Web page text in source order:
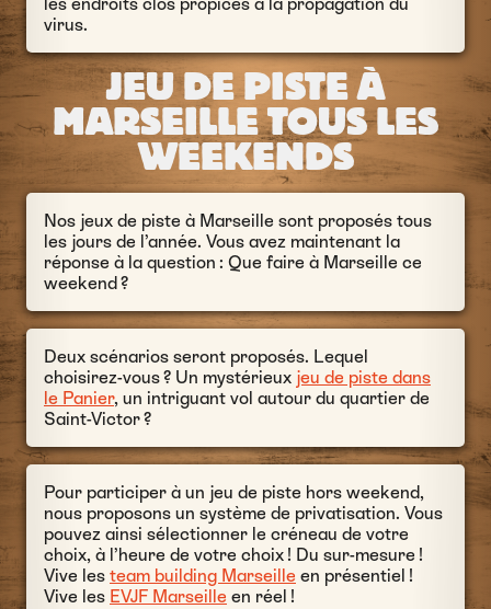
les endroits clos propices à la propagation du
virus.
JEU DE PISTE À
MARSEILLE TOUS LES
WEEKENDS
Nos jeux de piste à Marseille sont proposés tous
les jours de l’année. Vous avez maintenant la
réponse à la question : Que faire à Marseille ce
weekend ?
Deux scénarios seront proposés. Lequel
choisirez-vous ? Un mystérieux jeu de piste dans
le Panier, un intriguant vol autour du quartier de
Saint-Victor ?
Pour participer à un jeu de piste hors weekend,
nous proposons un système de privatisation. Vous
pouvez ainsi sélectionner le créneau de votre
choix, à l’heure de votre choix ! Du sur-mesure !
Vive les team building Marseille en présentiel !
Vive les EVJF Marseille en réel !